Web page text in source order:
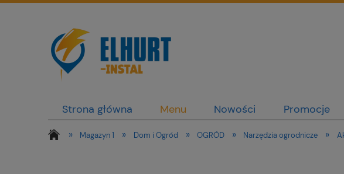
Strona główna Menu Nowości Promocje
» Magazyn 1 » Dom i Ogród » OGRÓD » Narzędzia ogrodnicze »